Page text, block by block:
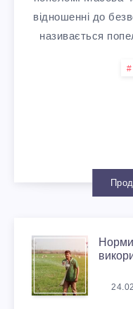
Н
О
І
Л
відношенні до
називається
Н
О